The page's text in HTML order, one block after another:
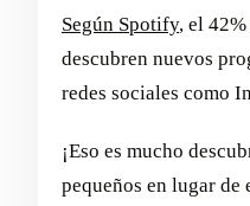
Según Spotify, el
descubren nuevos
redes sociales como
¡Eso es mucho
pequeños en lugar